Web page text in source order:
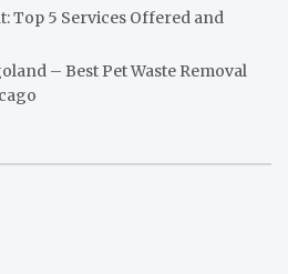
Top 5 Services Offered and
– Best Pet Waste Removal